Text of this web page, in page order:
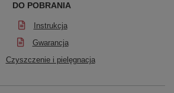
DO POBRANIA
Instrukcja
Gwarancja
Czyszczenie i pielęgnacja